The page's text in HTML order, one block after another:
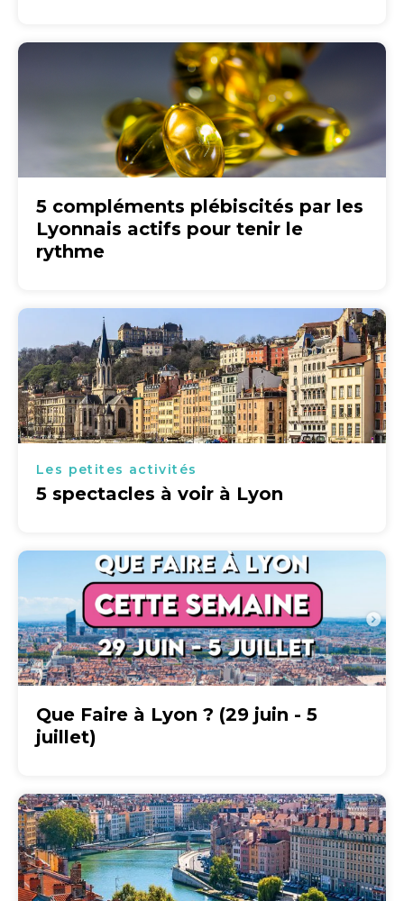
5 compléments plébiscités par les
Lyonnais actifs pour tenir le
rythme
Les petites activités
5 spectacles à voir à Lyon
Que Faire à Lyon ? (29 juin - 5
juillet)